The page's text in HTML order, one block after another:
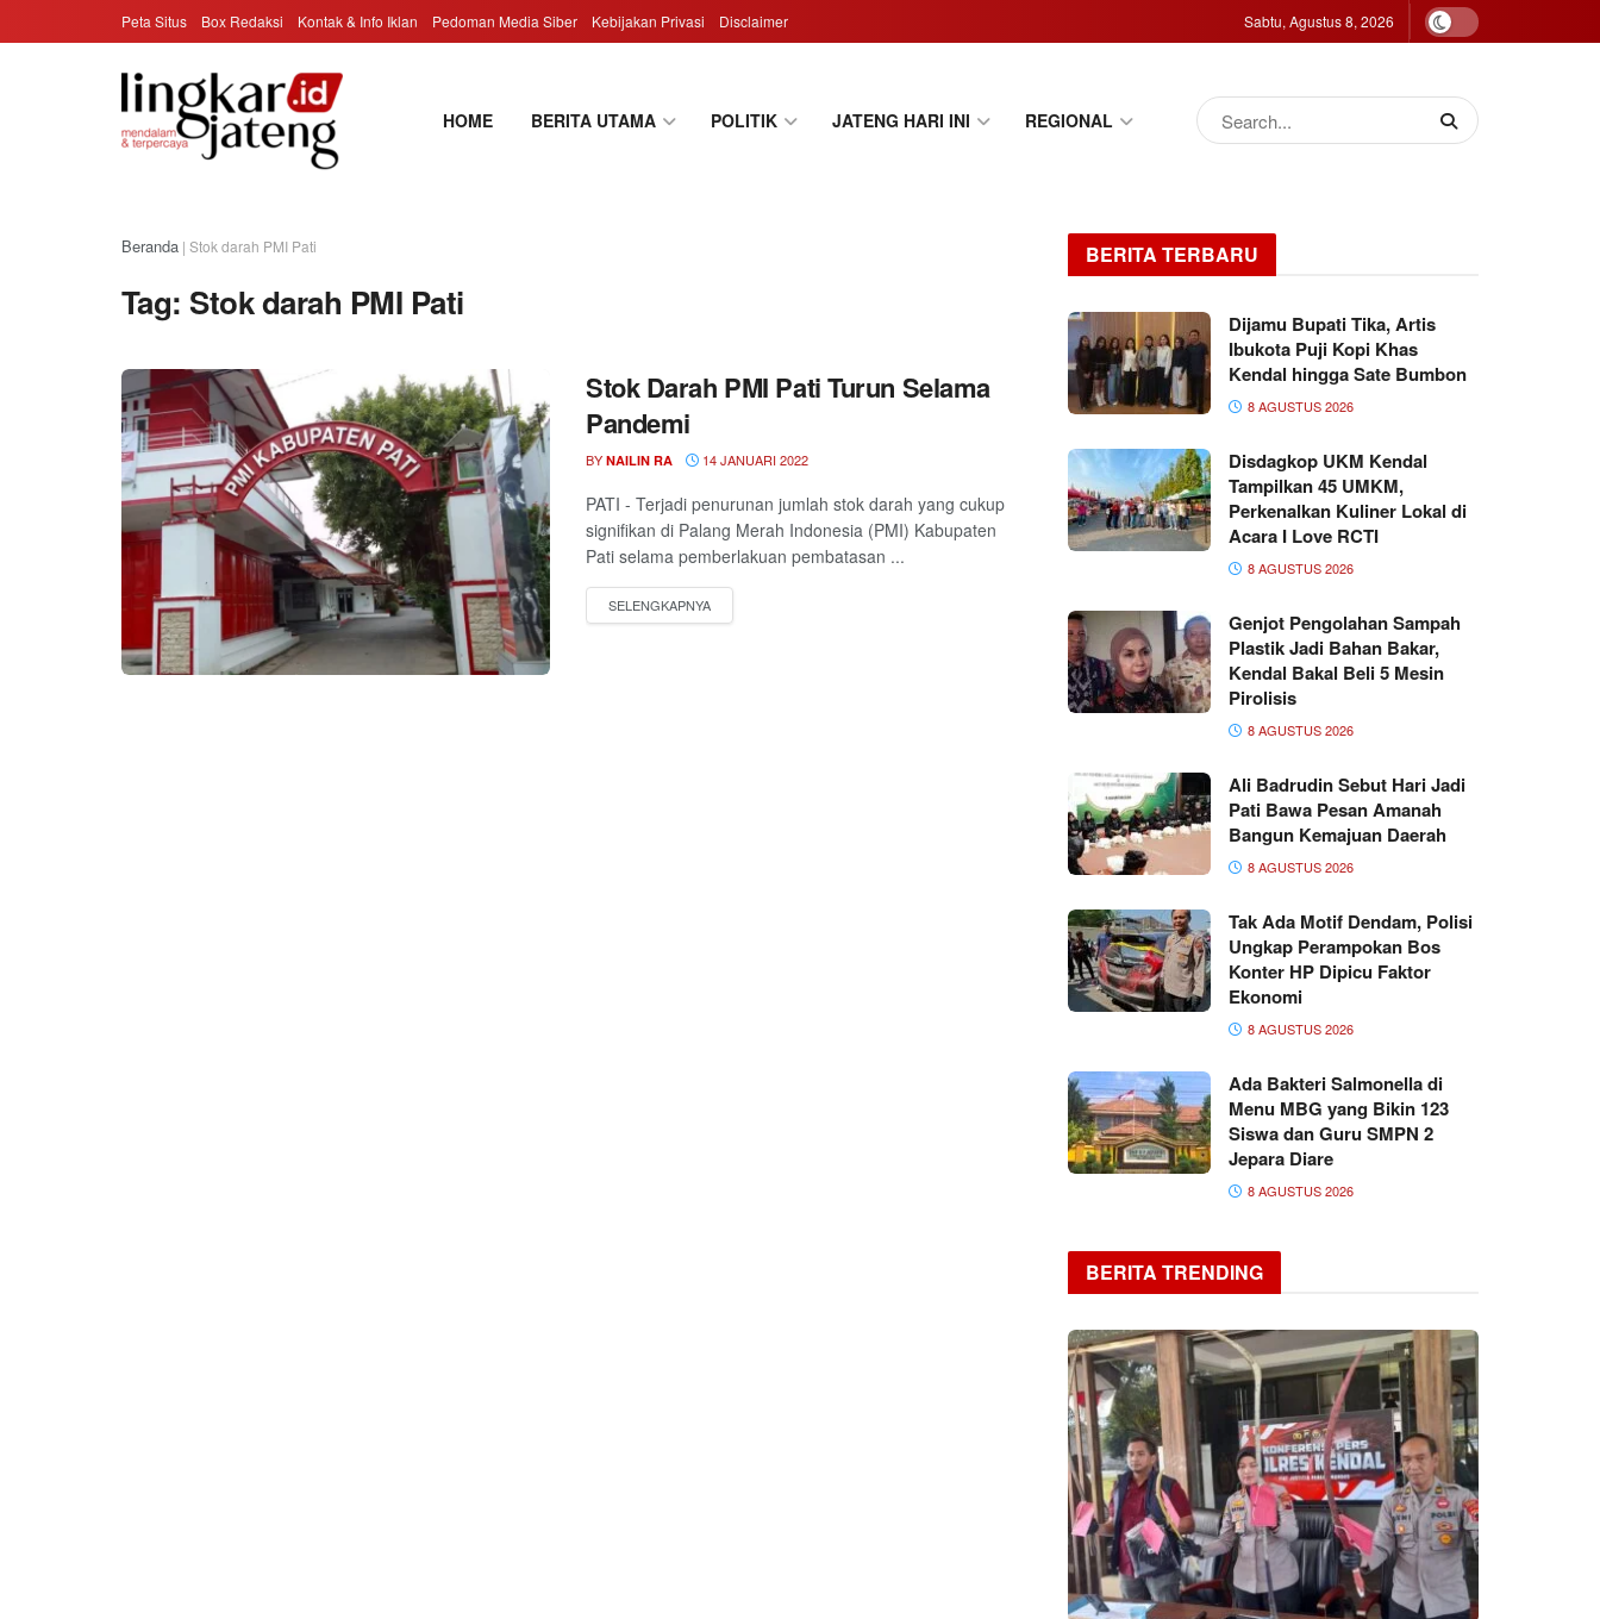
Peta Situs Box Redaksi Kontak & Info Iklan Pedoman Media Siber Kebijakan Privasi Disclaimer Sabtu, Agustus 8, 2026
HOME BERITA UTAMA POLITIK JATENG HARI INI REGIONAL
Beranda | Stok darah PMI Pati
Tag: Stok darah PMI Pati
Stok Darah PMI Pati Turun Selama
Pandemi
BY NAILIN RA 14 JANUARI 2022
PATI - Terjadi penurunan jumlah stok darah yang cukup
signifikan di Palang Merah Indonesia (PMI) Kabupaten
Pati selama pemberlakuan pembatasan ...
BERITA TERBARU
Dijamu Bupati Tika, Artis
Ibukota Puji Kopi Khas
Kendal hingga Sate Bumbon
8 AGUSTUS 2026
Disdagkop UKM Kendal
Tampilkan 45 UMKM,
Perkenalkan Kuliner Lokal di
Acara I Love RCTI
8 AGUSTUS 2026
Genjot Pengolahan Sampah
Plastik Jadi Bahan Bakar,
Kendal Bakal Beli 5 Mesin
Pirolisis
8 AGUSTUS 2026
Ali Badrudin Sebut Hari Jadi
Pati Bawa Pesan Amanah
Bangun Kemajuan Daerah
8 AGUSTUS 2026
Tak Ada Motif Dendam, Polisi
Ungkap Perampokan Bos
Konter HP Dipicu Faktor
Ekonomi
8 AGUSTUS 2026
Ada Bakteri Salmonella di
Menu MBG yang Bikin 123
Siswa dan Guru SMPN 2
Jepara Diare
8 AGUSTUS 2026
BERITA TRENDING